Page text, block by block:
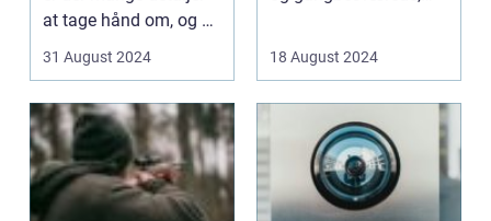
at tage hånd om, og en
af ...
31 August 2024 18 August 2024